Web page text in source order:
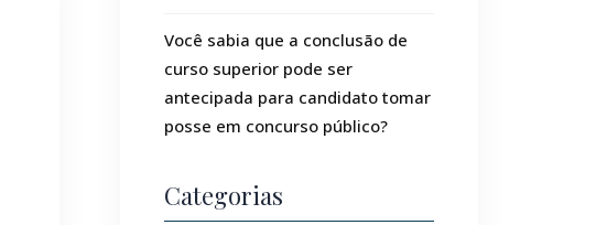
Você sabia que a conclusão de
curso superior pode ser
antecipada para candidato tomar
posse em concurso público?
Categorias